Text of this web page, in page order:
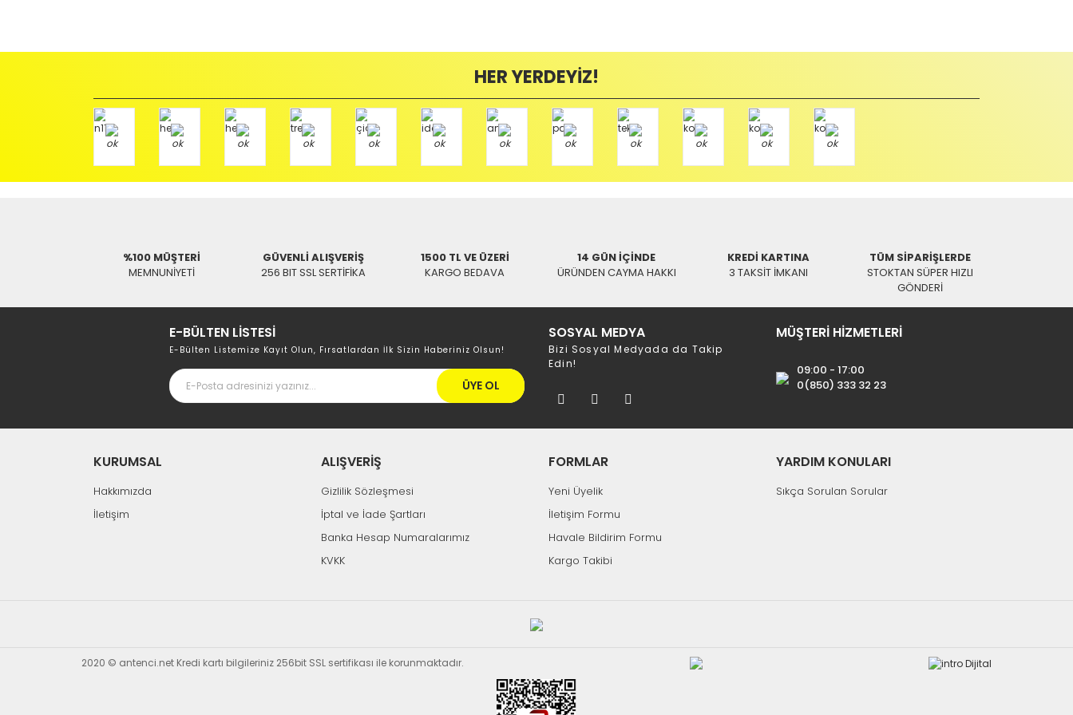
Antenci Elektronik San.Tic.Ltd.Şti.
Aras Kargo Anlaşma No : 152 294 193 1342
Tükendi
0,00 TL
Tükendi
SWAT
Opentel Tüm Modeller Uydu Kumanda
97,61 TL
Tükendi
Tükendi
SWAT
HER YERDEYİZ!
%100 MÜŞTERİ
MEMNUNİYETİ
GÜVENLİ ALIŞVERİŞ
256 BIT SSL SERTİFİKA
1500 TL VE ÜZERİ
KARGO BEDAVA
14 GÜN İÇİNDE
ÜRÜNDEN CAYMA HAKKI
KREDİ KARTINA
3 TAKSİT İMKANI
TÜM SİPARİŞLERDE
STOKTAN SÜPER HIZLI
GÖNDERİ
E-BÜLTEN LİSTESİ
E-Bülten Listemize Kayıt Olun, Fırsatlardan İlk Sizin Haberiniz Olsun!
ÜYE OL
SOSYAL MEDYA
Bizi Sosyal Medyada da Takip
Edin!
MÜŞTERİ HİZMETLERİ
09:00 - 17:00
0(850) 333 32 23
KURUMSAL
Hakkımızda
İletişim
ALIŞVERİŞ
Gizlilik Sözleşmesi
İptal ve İade Şartları
Banka Hesap Numaralarımız
KVKK
FORMLAR
Yeni Üyelik
İletişim Formu
Havale Bildirim Formu
Kargo Takibi
YARDIM KONULARI
Sıkça Sorulan Sorular
2020 © antenci.net Kredi kartı bilgileriniz 256bit SSL sertifikası ile korunmaktadır.